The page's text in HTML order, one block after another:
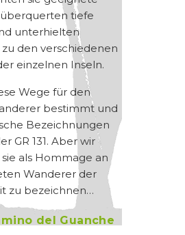
tiefe
unterhielten
den verschiedenen
einzelnen Inseln.
Wege für den
bestimmt und
Bezeichnungen
GR 131. Aber wir
als Hommage an
Wanderer der
zu bezeichnen…
del Guanche